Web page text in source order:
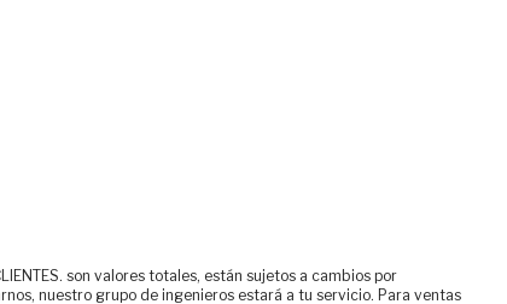
CLIENTES. son valores totales, están sujetos a cambios por
nuestro grupo de ingenieros estará a tu servicio. Para ventas